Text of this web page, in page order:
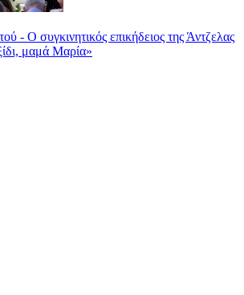
- Ο συγκινητικός επικήδειος της Άντζελας
μαμά Μαρία»